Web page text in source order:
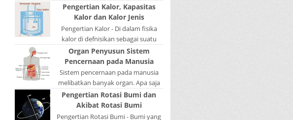
ketahui selama ini bahwa kerajaan
Samudera Pasai merupakan
kerajaan ...
Pengertian Kalor, Kapasitas
Kalor dan Kalor Jenis
Pengertian Kalor - Di dalam fisika
kalor di defnisikan sebagai suatu
bentuk energi yang dapat berpindah
atau mengalir dari benda yang ...
Organ Penyusun Sistem
Pencernaan pada Manusia
Sistem pencernaan pada manusia
melibatkan banyak organ. Apa saja
organ penyusun sistem pencernaan
pada manusia ? Organ penyusun
sistem p...
Pengertian Rotasi Bumi dan
Akibat Rotasi Bumi
Pengertian Rotasi Bumi - Bumi yang